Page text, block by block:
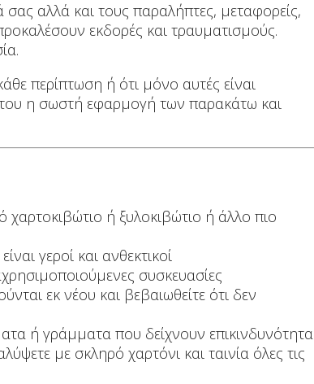
αλλά και τους παραλήπτες, μεταφορείς,
εκδορές και τραυματισμούς.
περίπτωση ή ότι μόνο αυτές είναι
του η σωστή εφαρμογή των παρακάτω και
ή ξυλοκιβώτιο ή άλλο πιο
γεροί και ανθεκτικοί
συσκευασίες
εκ νέου και βεβαιωθείτε ότι δεν
ή γράμματα που δείχνουν επικινδυνότητα
με σκληρό χαρτόνι και ταινία όλες τις